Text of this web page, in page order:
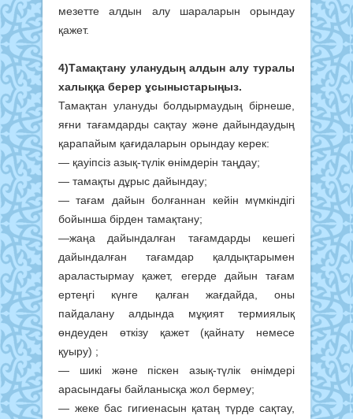
мезетте алдын алу шараларын орындау
қажет.
4)Тамақтану уланудың алдын алу туралы
халыққа берер ұсыныстарыңыз.
Тамақтан улануды болдырмаудың бірнеше,
яғни тағамдарды сақтау және дайындаудың
қарапайым қағидаларын орындау керек:
— қауіпсіз азық-түлік өнімдерін таңдау;
— тамақты дұрыс дайындау;
— тағам дайын болғаннан кейін мүмкіндігі
бойынша бірден тамақтану;
—жаңа дайындалған тағамдарды кешегі
дайындалған тағамдар қалдықтарымен
араластырмау қажет, егерде дайын тағам
ертеңгі күнге қалған жағдайда, оны
пайдалану алдында мұқият термиялық
өндеуден өткізу қажет (қайнату немесе
қуыру) ;
— шикі және піскен азық-түлік өнімдері
арасындағы байланысқа жол бермеу;
— жеке бас гигиенасын қатаң түрде сақтау,